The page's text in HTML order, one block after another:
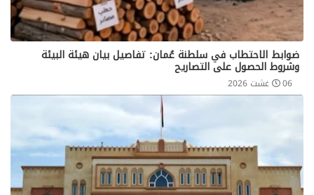
ضوابط الاحتطاب في سلطنة عُمان: تفاصيل بيان هيئة البيئة
وشروط الحصول على التصاريح
06 غشت 2026